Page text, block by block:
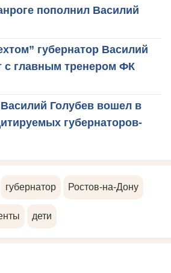
пополнил Василий
губернатор Василий
с главным тренером ФК
Голубев вошел в
губернаторов-
губернатор Ростов-на-Дону
дети